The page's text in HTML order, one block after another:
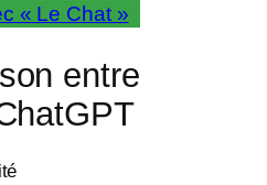
« Le Chat »
entre